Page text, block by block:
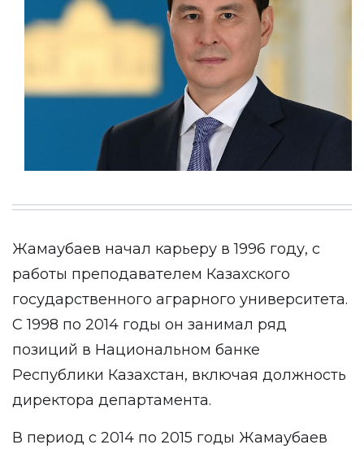
Жамаубаев начал карьеру в 1996 году, с
работы преподавателем Казахского
государственного аграрного университета.
С 1998 по 2014 годы он занимал ряд
позиций в Национальном банке
Республики Казахстан, включая должность
директора департамента.
В период с 2014 по 2015 годы Жамаубаев